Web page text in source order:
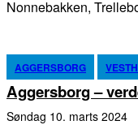
Nonnebakken,
AGGERSBORG
Aggersborg –
søndag 10. marts 2024